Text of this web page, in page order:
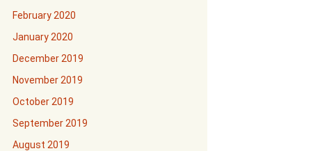
February 2020
January 2020
December 2019
November 2019
October 2019
September 2019
August 2019